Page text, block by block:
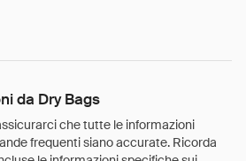
da Dry Bags
che tutte le informazioni
frequenti siano accurate. Ricorda